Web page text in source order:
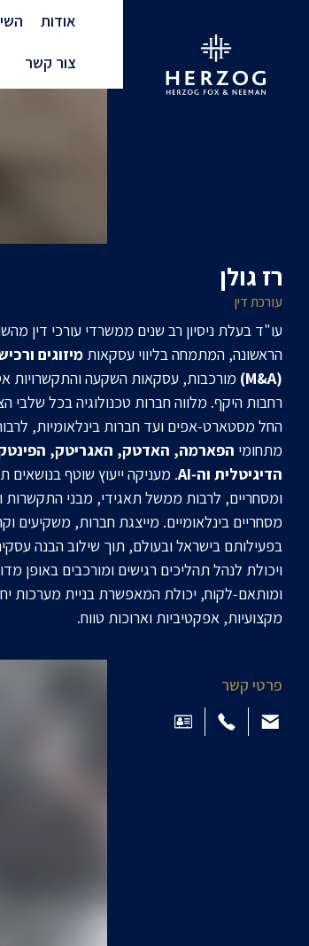
אודות
צור קשר
רז גולן
עורכת דין
עו"ד בעלת ניסיון רב שנים ממשרדי עורכי דין
הראשונה, המתמחה בליווי עסקאות מיזוגים
(M&A)
מורכבות, עסקאות השקעה והתקשרויות
רחבות היקף. מלווה חברות טכנולוגיה בכל שלבי
החל מסטארט‑אפים ועד חברות בינלאומיות,
מתחומי הפארמה, האדטק, האגריטק,
הדיגיטלית וה‑AI
. מעניקה ייעוץ שוטף בנושאים
ומסחריים, לרבות ממשל תאגידי, מבני התקשרות
מסחריים בינלאומיים. מייצגת חברות, משקיעים
בפעילותם בישראל ובעולם, תוך שילוב הבנה
ויכולת לנהל תהליכים רגישים ומורכבים באופן
ומותאם‑לקוח, יכולת המאפשרת בניית מערכות
מקצועיות, אפקטיביות וארוכות טווח.
פרטי קשר